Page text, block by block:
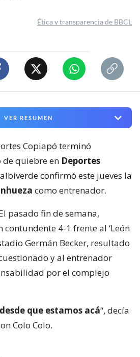
Ética y transparencia de BBCL
VER RESUMEN
Copiapó terminó
quiebre en Deportes
confirmó este jueves la
como entrenador.
pasado fin de semana,
contundente 4-1 frente al ‘León
Germán Becker, resultado
y al entrenador
por el complejo
que estamos acá“, decía
Colo Colo.